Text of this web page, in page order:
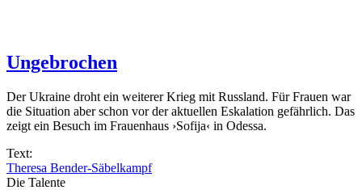
Ungebrochen
Der Ukraine droht ein weiterer Krieg mit Russland. Für Frauen war
die Situation aber schon vor der aktuellen Eskalation gefährlich. Das
zeigt ein Besuch im Frauenhaus ›Sofija‹ in Odessa.
Text:
Theresa Bender-Säbelkampf
Die Talente